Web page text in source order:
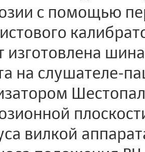
с помощью
изготовлена шина
на слушателе-
вилкой